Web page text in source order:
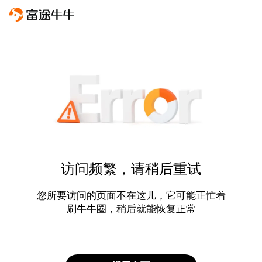
访问频繁，请稍后重试
您所要访问的页面不在这儿，它可能正忙着
刷牛牛圈，稍后就能恢复正常